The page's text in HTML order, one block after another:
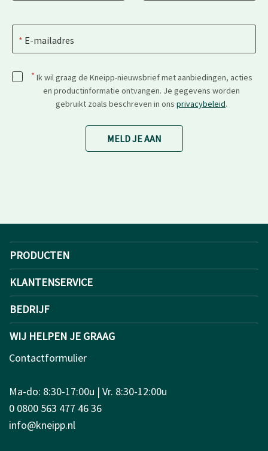
E-mailadres
* Ik wil graag de Kneipp-nieuwsbrief met aanbiedingen, acties
en productinformatie ontvangen. Je gegevens worden
gebruikt zoals beschreven in ons privacybeleid.
MELD JE AAN
PRODUCTEN
KLANTENSERVICE
BEDRIJF
WIJ HELPEN JE GRAAG
Contactformulier
Ma-do: 8:30-17:00u | Vr. 8:30-12:00u
0 0800 563 477 46 36
info@kneipp.nl